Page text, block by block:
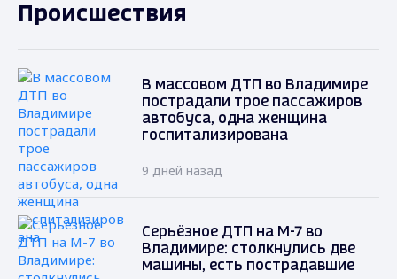
Происшествия
В массовом ДТП во Владимире
пострадали трое пассажиров
автобуса, одна женщина
госпитализирована
9 дней назад
Серьёзное ДТП на М-7 во
Владимире: столкнулись две
машины, есть пострадавшие